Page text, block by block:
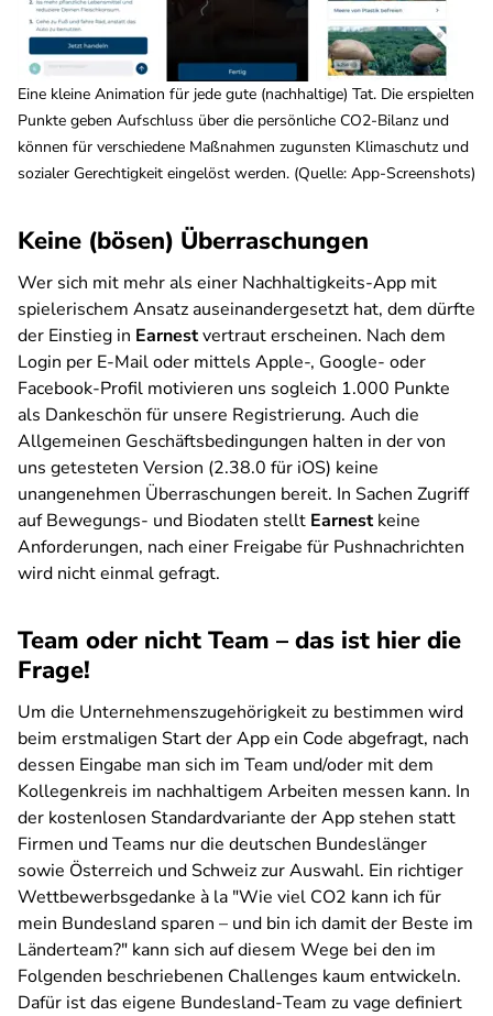
Eine kleine Animation für jede gute (nachhaltige) Tat. Die erspielten
Punkte geben Aufschluss über die persönliche CO2-Bilanz und
können für verschiedene Maßnahmen zugunsten Klimaschutz und
sozialer Gerechtigkeit eingelöst werden. (Quelle: App-Screenshots)
Keine (bösen) Überraschungen
Wer sich mit mehr als einer Nachhaltigkeits-App mit
spielerischem Ansatz auseinandergesetzt hat, dem dürfte
der Einstieg in Earnestvertraut erscheinen. Nach dem
Login per E-Mail oder mittels Apple-, Google- oder
Facebook-Profil motivieren uns sogleich 1.000 Punkte
als Dankeschön für unsere Registrierung. Auch die
Allgemeinen Geschäftsbedingungen halten in der von
uns getesteten Version (2.38.0 für iOS) keine
unangenehmen Überraschungen bereit. In Sachen Zugriff
auf Bewegungs- und Biodaten stellt Earnestkeine
Anforderungen, nach einer Freigabe für Pushnachrichten
wird nicht einmal gefragt.
Team oder nicht Team – das ist hier die
Frage!
Um die Unternehmenszugehörigkeit zu bestimmen wird
beim erstmaligen Start der App ein Code abgefragt, nach
dessen Eingabe man sich im Team und/oder mit dem
Kollegenkreis im nachhaltigem Arbeiten messen kann. In
der kostenlosen Standardvariante der App stehen statt
Firmen und Teams nur die deutschen Bundeslänger
sowie Österreich und Schweiz zur Auswahl. Ein richtiger
Wettbewerbsgedanke à la "Wie viel CO2 kann ich für
mein Bundesland sparen – und bin ich damit der Beste im
Länderteam?" kann sich auf diesem Wege bei den im
Folgenden beschriebenen Challenges kaum entwickeln.
Dafür ist das eigene Bundesland-Team zu vage definiert